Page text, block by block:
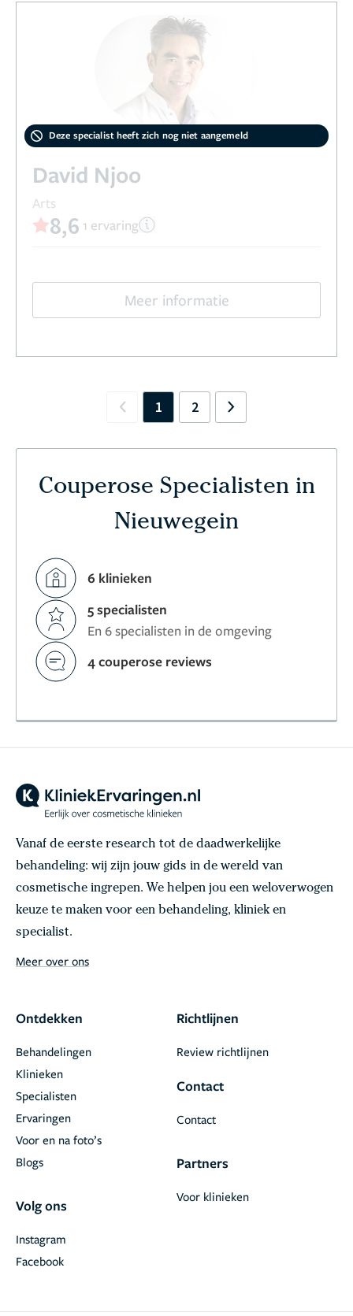
Deze specialist heeft zich nog niet aangemeld
David Njoo
Arts
8,6 1 ervaring
Meer informatie
Previous
1 2 Next
Couperose Specialisten in
Nieuwegein
6 klinieken
5 specialisten
En 6 specialisten in de omgeving
4 couperose reviews
Vanaf de eerste research tot de daadwerkelijke
behandeling: wij zijn jouw gids in de wereld van
cosmetische ingrepen. We helpen jou een weloverwogen
keuze te maken voor een behandeling, kliniek en
specialist.
Meer over ons
Ontdekken
Behandelingen
Klinieken
Specialisten
Ervaringen
Voor en na foto’s
Blogs
Volg ons
Facebook
Instagram
Richtlijnen
Review richtlijnen
Contact
Contact
Partners
Voor klinieken